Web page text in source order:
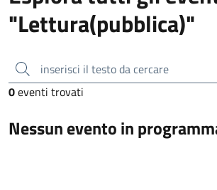
"Lettura(pubblica)"
inserisci il testo da cercare
0eventi trovati
Nessun evento in